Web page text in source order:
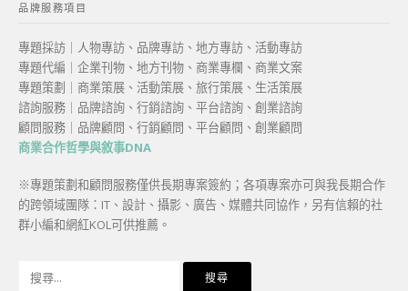
品牌服務項目
專題採訪｜人物專訪、品牌專訪、地方專訪、活動專訪
專題代編｜企業刊物、地方刊物、商業專欄、商業文案
專題策劃｜商業策展、活動策展、旅行策展、生活策展
諮詢服務｜品牌諮詢、行銷諮詢、平台諮詢、創業諮詢
顧問服務｜品牌顧問、行銷顧問、平台顧問、創業顧問
商業合作哲學與敘事DNA
※專題策劃和顧問服務僅供長期專案簽約；各項專案亦可與我長期合作
的跨領域團隊：IT、設計、攝影、廣告、媒體共同協作，另有信賴的社
群小編和網紅KOL可供推薦。